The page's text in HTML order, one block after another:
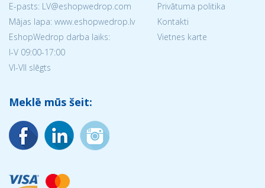
E-pasts: LV@eshopwedrop.com
Mājas lapa: www.eshopwedrop.lv
EshopWedrop darba laiks:
I-V 09:00-17:00
VI-VII slēgts
Privātuma politika
Kontakti
Vietnes karte
Meklē mūs šeit: